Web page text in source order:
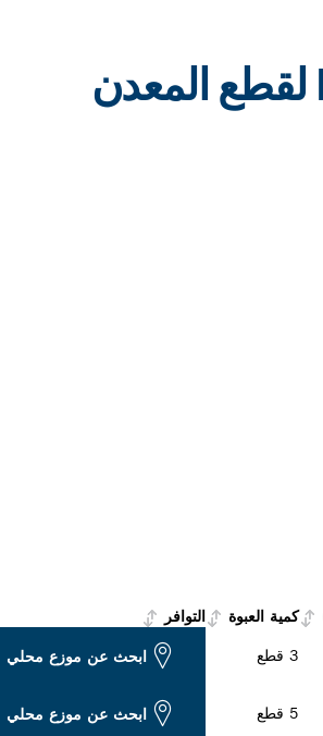
PRO METAL THICK AND THIN T123XF لقطع المعدن
كمية العبوة
التوافر
3 قطع ابحث عن موزع محلي
5 قطع ابحث عن موزع محلي